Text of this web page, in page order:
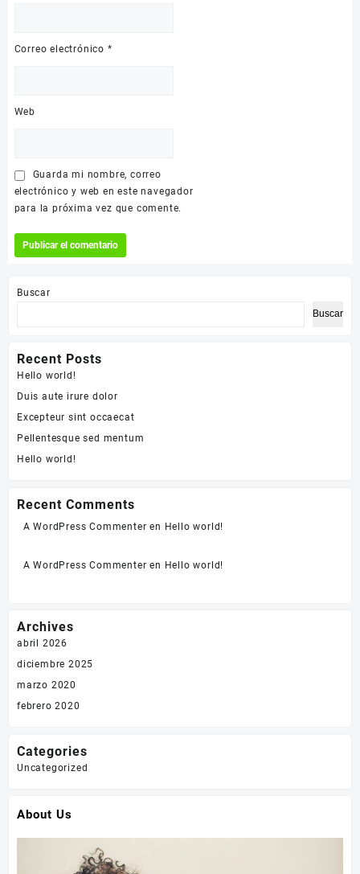
Correo electrónico *
Web
Guarda mi nombre, correo
electrónico y web en este navegador
para la próxima vez que comente.
Buscar
Buscar
Recent Posts
Hello world!
Duis aute irure dolor
Excepteur sint occaecat
Pellentesque sed mentum
Hello world!
Recent Comments
A WordPress Commenter en Hello world!
A WordPress Commenter en Hello world!
Archives
abril 2026
diciembre 2025
marzo 2020
febrero 2020
Categories
Uncategorized
About Us